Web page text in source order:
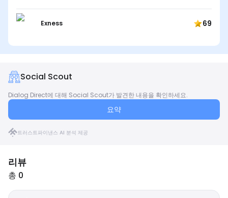
Exness 69
Social Scout
Dialog Direct에 대해 Social Scout가 발견한 내용을 확인하세요.
요약
트러스트파이낸스 AI 분석 제공
리뷰
총 0